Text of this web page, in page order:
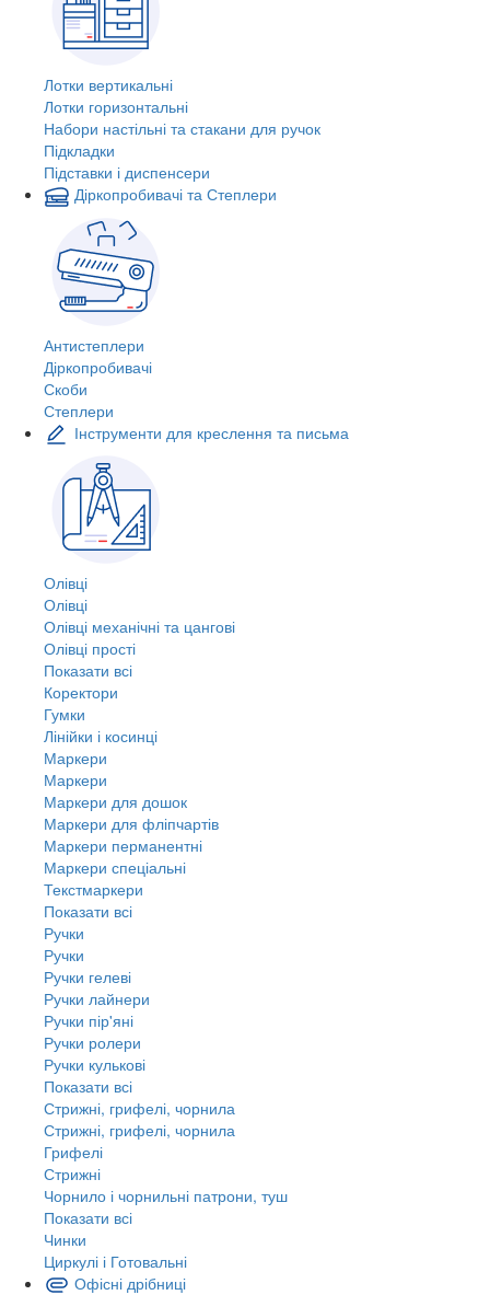
Лотки вертикальні
Лотки горизонтальні
Набори настільні та стакани для ручок
Підкладки
Підставки і диспенсери
Діркопробивачі та Степлери
Антистеплери
Діркопробивачі
Скоби
Степлери
Інструменти для креслення та письма
Олівці
Олівці
Олівці механічні та цангові
Олівці прості
Показати всі
Коректори
Гумки
Лінійки і косинці
Маркери
Маркери
Маркери для дошок
Маркери для фліпчартів
Маркери перманентні
Маркери спеціальні
Текстмаркери
Показати всі
Ручки
Ручки
Ручки гелеві
Ручки лайнери
Ручки пір'яні
Ручки ролери
Ручки кулькові
Показати всі
Стрижні, грифелі, чорнила
Стрижні, грифелі, чорнила
Грифелі
Стрижні
Чорнило і чорнильні патрони, туш
Показати всі
Чинки
Циркулі і Готовальні
Офісні дрібниці